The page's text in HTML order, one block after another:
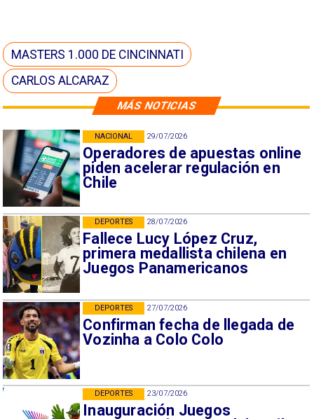
MÁS NOTICIAS
29/07/2026
Operadores de apuestas online
piden acelerar regulación en
Chile
NACIONAL
28/07/2026
Fallece Lucy López Cruz,
primera medallista chilena en
Juegos Panamericanos
DEPORTES
27/07/2026
Confirman fecha de llegada de
Vozinha a Colo Colo
DEPORTES
23/07/2026
Inauguración Juegos
DEPORTES
MASTERS 1.000 DE CINCINNATI
CARLOS ALCARAZ